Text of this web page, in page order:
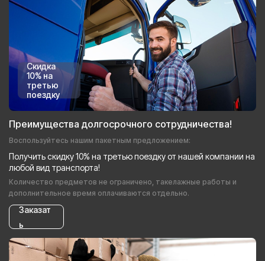
Скидка
10% на
третью
поездку
Преимущества долгосрочного сотрудничества!
Воспользуйтесь нашим пакетным предложением:
Получить скидку 10% на третью поездку от нашей компании на
любой вид транспорта!
Количество предметов не ограничено, такелажные работы и
дополнительное время оплачиваются отдельно.
Заказат
ь